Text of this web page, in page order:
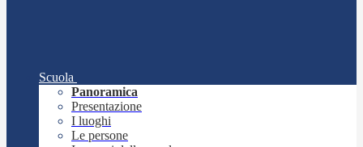
Scuola
Panoramica
Presentazione
I luoghi
Le persone